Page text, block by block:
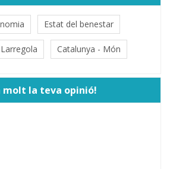
Estat del benestar
Catalunya - Món
molt la teva opinió!